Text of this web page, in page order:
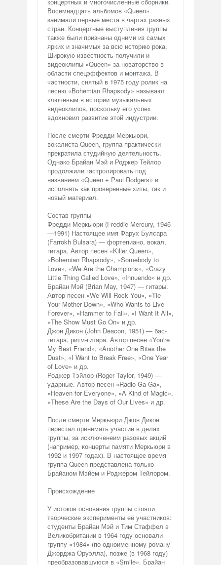
Восемнадцать альбомов «Queen»
занимали первые места в чартах разных
стран. Концертные выступления группы
также были признаны одними из самых
ярких и значимых за всю историю рока.
Широкую известность получили и
видеоклипы «Queen» за новаторство в
области спецэффектов и монтажа. В
частности, снятый в 1975 году ролик на
песню «Bohemian Rhapsody» называют
ключевым в истории музыкальных
видеоклипов, поскольку его успех
вдохновил развитие этой индустрии.
После смерти Фредди Меркьюри,
вокалиста Queen, группа практически
прекратила студийную деятельность.
Однако Брайан Мэй и Роджер Тейлор
продолжили гастролировать под
названием «Queen + Paul Rodgers» и
исполнять как проверенные хиты, так и
новый материал.
Состав группы
Фредди Меркьюри (Freddie Mercury, 1946
—1991) Настоящее имя Фарух Булсара
(Farrokh Bulsara) — фортепиано, вокал,
гитара. Автор песен «Killer Queen»,
«Bohemian Rhapsody», «Somebody to
Love», «We Are the Champions», «Crazy
Little Thing Called Love», «Innuendo» и др.
Брайан Мэй (Brian May, 1947) — гитары.
Автор песен «We Will Rock You», «Tie
Your Mother Down», «Who Wants to Live
Forever», «Hammer to Fall», «I Want It All»,
«The Show Must Go On» и др.
Джон Дикон (John Deacon, 1951) — бас-
гитара, ритм-гитара. Автор песен «You're
My Best Friend», «Another One Bites the
Dust», «I Want to Break Free», «One Year
of Love» и др.
Роджер Тэйлор (Roger Taylor, 1949) —
ударные. Автор песен «Radio Ga Ga»,
«Heaven for Everyone», «A Kind of Magic»,
«These Are the Days of Our Lives» и др.
После смерти Меркьюри Джон Дикон
перестал принимать участие в делах
группы, за исключенеим разовых акций
(например, концерты памяти Меркьюри в
1992 и 1997 годах). В настоящее время
группа Queen представлена только
Брайаном Мэйем и Роджером Тейлором.
Происхождение
У истоков основания группы стояли
творческие эксперименты её участников:
студенты Брайан Мэй и Тим Стаффел в
Великобритании в 1964 году основали
группу «1984» (по одноименному роману
Джорджа Оруэлла), позже (в 1968 году)
преобразовавшуюся в «Smile». Брайан